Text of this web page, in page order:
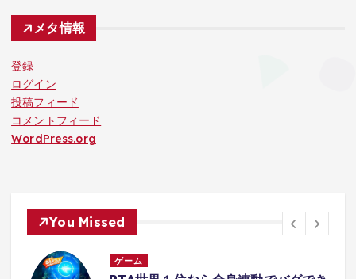
メタ情報
登録
ログイン
投稿フィード
コメントフィード
WordPress.org
You Missed
ゲーム